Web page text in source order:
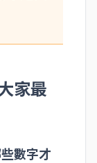
家最
數字才